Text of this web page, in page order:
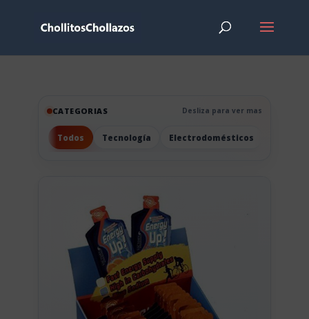
CATEGORIAS Desliza para ver mas
Todos Tecnología Electrodomésticos